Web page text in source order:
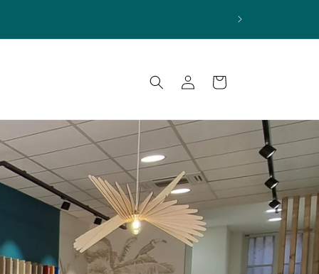
ConnexionPanier